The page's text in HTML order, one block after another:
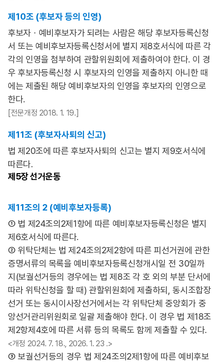
제10조 (후보자 등의 인영)
후보자ㆍ예비후보자가 되려는 사람은 해당 후보자등록신청
서 또는 예비후보자등록신청서에 별지 제8호서식에 따른 각
각의 인영을 첨부하여 관할위원회에 제출하여야 한다. 이 경
우 후보자등록신청 시 후보자의 인영을 제출하지 아니한 때
에는 제출된 해당 예비후보자의 인영을 후보자의 인영으로
한다.
[전문개정 2018. 1. 19.]
제11조 (후보자사퇴의 신고)
법 제20조에 따른 후보자사퇴의 신고는 별지 제9호서식에
따른다.
제5장선거운동
제11조의 2 (예비후보자등록)
① 법 제24조의2제1항에 따른 예비후보자등록신청은 별지
제6호서식에 따른다.
② 위탁단체는 법 제24조의2제2항에 따른 피선거권에 관한
증명서류의 목록을 예비후보자등록신청개시일 전 30일까
지(보궐선거등의 경우에는 법 제8조 각 호 외의 부분 단서에
따라 위탁신청을 할 때) 관할위원회에 제출하되, 동시조합장
선거 또는 동시이사장선거에서는 각 위탁단체 중앙회가 중
앙선거관리위원회로 일괄 제출해야 한다. 이 경우 법 제18조
제2항제4호에 따른 서류 등의 목록도 함께 제출할 수 있다.
<개정 2024. 7. 18., 2026. 1. 23 .>
③ 보궐선거등의 경우 법 제24조의2제1항에 따른 예비후보